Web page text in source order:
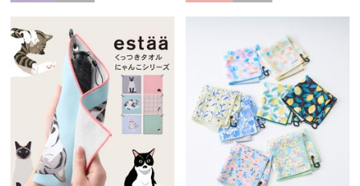
絞り込み
レディース キッズ
価格の高い
順
価格の低い
人気順
売上点数順
定